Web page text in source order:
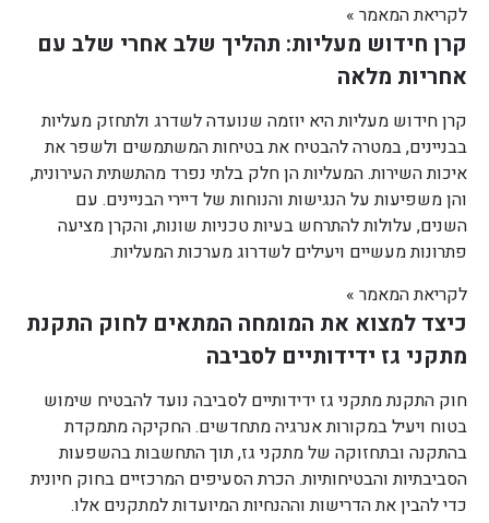
לקריאת המאמר »
קרן חידוש מעליות: תהליך שלב אחרי שלב עם
אחריות מלאה
קרן חידוש מעליות היא יוזמה שנועדה לשדרג ולתחזק מעליות
בבניינים, במטרה להבטיח את בטיחות המשתמשים ולשפר את
איכות השירות. המעליות הן חלק בלתי נפרד מהתשתית העירונית,
והן משפיעות על הנגישות והנוחות של דיירי הבניינים. עם
השנים, עלולות להתרחש בעיות טכניות שונות, והקרן מציעה
פתרונות מעשיים ויעילים לשדרוג מערכות המעליות.
לקריאת המאמר »
כיצד למצוא את המומחה המתאים לחוק התקנת
מתקני גז ידידותיים לסביבה
חוק התקנת מתקני גז ידידותיים לסביבה נועד להבטיח שימוש
בטוח ויעיל במקורות אנרגיה מתחדשים. החקיקה מתמקדת
בהתקנה ובתחזוקה של מתקני גז, תוך התחשבות בהשפעות
הסביבתיות והבטיחותיות. הכרת הסעיפים המרכזיים בחוק חיונית
כדי להבין את הדרישות וההנחיות המיועדות למתקנים אלו.